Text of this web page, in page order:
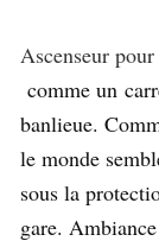
Ascenseur pour
comme un
banlieue.
le monde
sous la
gare.